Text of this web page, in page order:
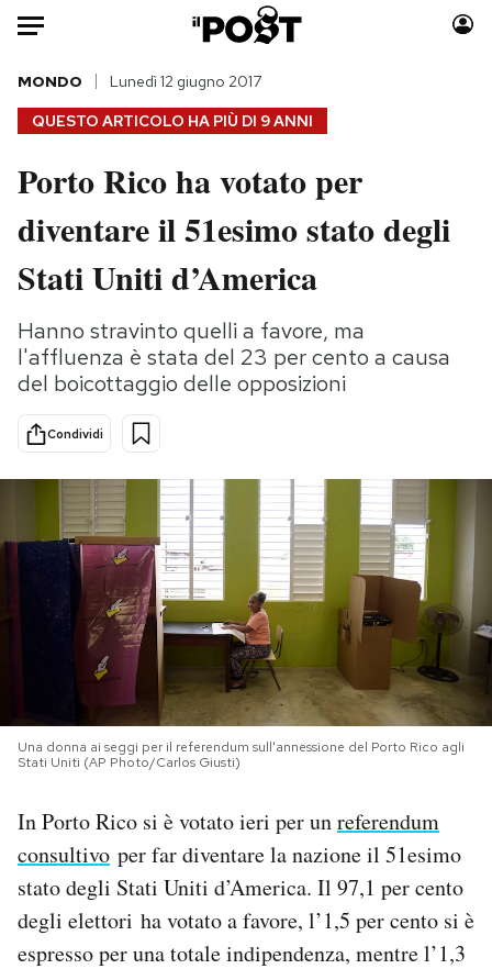
Auto
HOME
Italia
Politica
Tecnologia
Scienza
Cultura
Sport
Moda
Consumismi
Storie/Idee
Media
Europa
PODCAST
NEWSLETTER
I MIEI PREFERITI
SHOP
CALENDARIO
AREA PERSONALE
Area Personale
QUESTO ARTICOLO HA PIÙ DI 9 ANNI
MONDO Lunedì 12 giugno 2017
Porto Rico ha votato per
diventare il 51esimo stato degli
Stati Uniti d’America
Hanno stravinto quelli a favore, ma
l'affluenza è stata del 23 per cento a causa
del boicottaggio delle opposizioni
Condividi
Una donna ai seggi per il referendum sull'annessione del Porto Rico agli
Stati Uniti (AP Photo/Carlos Giusti)
In Porto Rico si è votato ieri per unreferendum
consultivo per far diventare la nazione il 51esimo
stato degli Stati Uniti d’America. Il 97,1 per cento
degli elettori ha votato a favore, l’1,5 per cento si è
espresso per una totale indipendenza, mentre l’1,3